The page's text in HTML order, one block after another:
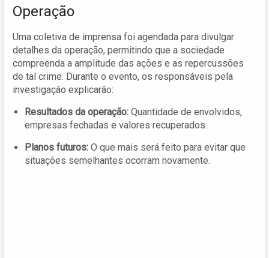
Operação
Uma coletiva de imprensa foi agendada para divulgar
detalhes da operação, permitindo que a sociedade
compreenda a amplitude das ações e as repercussões
de tal crime. Durante o evento, os responsáveis pela
investigação explicarão:
Resultados da operação: Quantidade de envolvidos,
empresas fechadas e valores recuperados.
Planos futuros: O que mais será feito para evitar que
situações semelhantes ocorram novamente.